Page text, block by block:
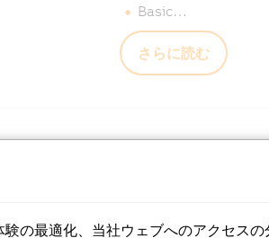
Basic…
さらに読む
ST Programming
0246-0
The IEC 61131-3
の最適化、当社ウェブへのアクセスの